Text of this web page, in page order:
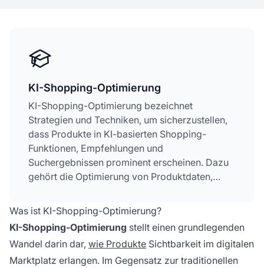
KI-Shopping-Optimierung
KI-Shopping-Optimierung bezeichnet
Strategien und Techniken, um sicherzustellen,
dass Produkte in KI-basierten Shopping-
Funktionen, Empfehlungen und
Suchergebnissen prominent erscheinen. Dazu
gehört die Optimierung von Produktdaten,
die Sichtbarkeit auf KI-Shopping-Plattformen
wie ChatGPT Shopping, Google AI Overviews
und Rufus zu erhöhen. Im Gegensatz zur
traditionellen SEO konzentriert sie sich darauf,
wie KI-Systeme Produkte anhand der
Was ist KI-Shopping-Optimierung?
KI-Shopping-Optimierung stellt einen grundlegenden
Wandel darin dar, wie Produkte Sichtbarkeit im digitalen
Marktplatz erlangen. Im Gegensatz zur traditionellen